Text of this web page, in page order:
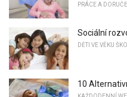
PRÁCE A
Sociální
DĚTI VE VĚKU
10